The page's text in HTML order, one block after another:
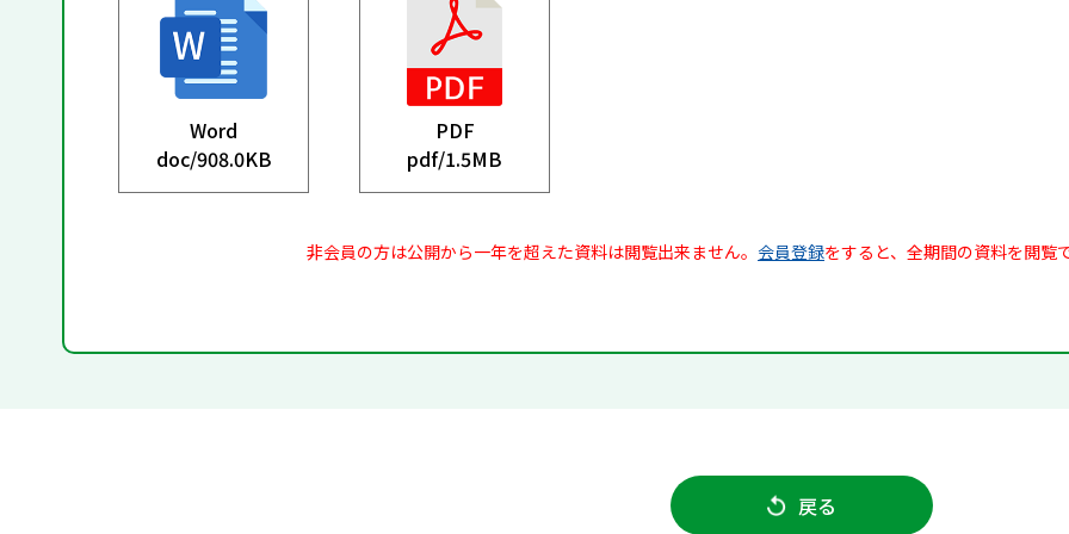
Word
doc/908.0KB
PDF
pdf/1.5MB
非会員の方は公開から一年を超えた資料は閲覧出来ません。 会員登録をすると、全期間の資料を閲覧
戻る